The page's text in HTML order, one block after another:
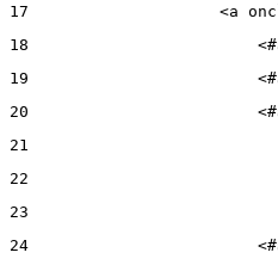
17
<a
18
19
20
21
22
23
24